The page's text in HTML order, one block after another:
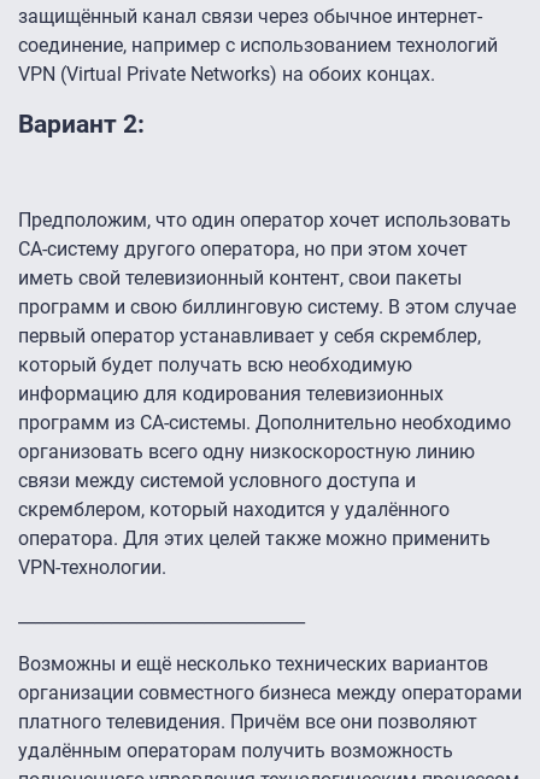
защищённый канал связи через обычное интернет-
соединение, например с использованием технологий
VPN (Virtual Private Networks) на обоих концах.
Вариант 2:
Предположим, что один оператор хочет использовать
CA-систему другого оператора, но при этом хочет
иметь свой телевизионный контент, свои пакеты
программ и свою биллинговую систему. В этом случае
первый оператор устанавливает у себя скремблер,
который будет получать всю необходимую
информацию для кодирования телевизионных
программ из CA-системы. Дополнительно необходимо
организовать всего одну низкоскоростную линию
связи между системой условного доступа и
скремблером, который находится у удалённого
оператора. Для этих целей также можно применить
VPN-технологии.
Возможны и ещё несколько технических вариантов
организации совместного бизнеса между операторами
платного телевидения. Причём все они позволяют
удалённым операторам получить возможность